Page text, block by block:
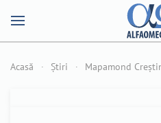
Acasă Știri Mapamond